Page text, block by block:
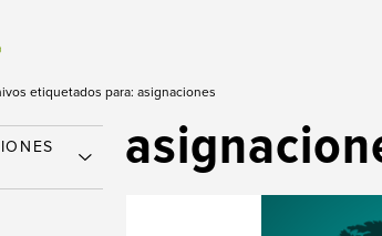
etiquetados para: asignaciones